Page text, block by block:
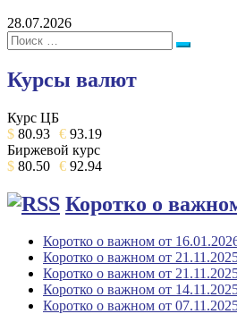
28.07.2026
Поиск:
Поиск
Курсы валют
Курс ЦБ
$ 80.93 € 93.19
Биржевой курс
$ 80.50 € 92.94
Коротко о
Коротко о важном от
Коротко о важном от
Коротко о важном от
Коротко о важном от
Коротко о важном от